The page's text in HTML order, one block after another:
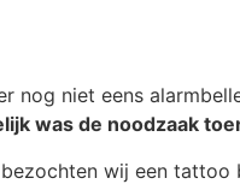
nog niet eens
was de noodzaak
wij een